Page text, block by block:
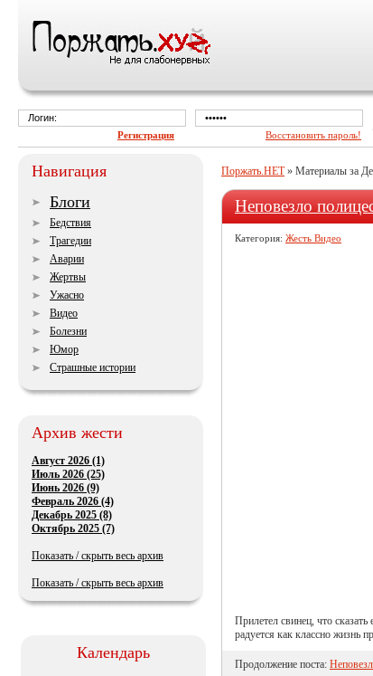
Поржать.НЕТ» Материалы за
Неповезло
Категория: Жесть Видео
Прилетел свинец, что
радуется как классно жизнь
Продолжение поста:
Навигация
Блоги
Бедствия
Трагедии
Аварии
Жертвы
Ужасно
Видео
Болезни
Юмор
Страшные истории
Архив жести
Август 2026 (1)
Июль 2026 (25)
Июнь 2026 (9)
Февраль 2026 (4)
Декабрь 2025 (8)
Октябрь 2025 (7)
Показать / скрыть весь архив
Показать / скрыть весь архив
Календарь
Регистрация Восстановить пароль!